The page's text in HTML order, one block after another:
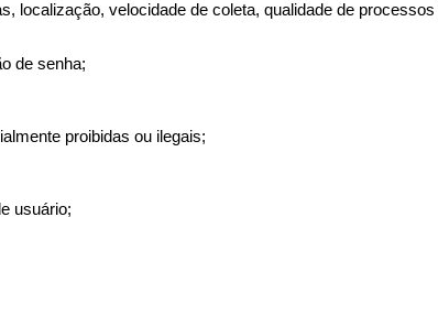
velocidade de coleta, qualidade de
de senha;
proibidas ou ilegais;
usuário;